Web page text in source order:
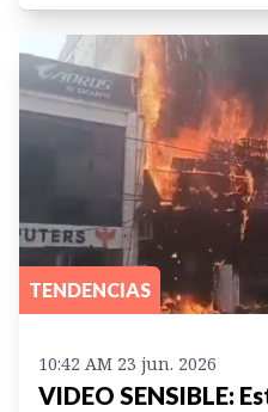
TENDENCIAS
10:42 AM 23 jun. 2026
VIDEO SENSIBLE: